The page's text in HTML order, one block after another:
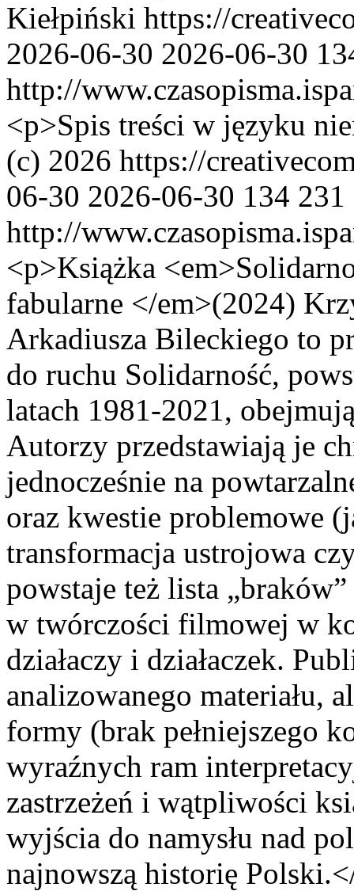
Kiełpiński https://
2026-06-30 2026-06-30
http://
<p>Spis treści w języku
(c) 2026 https://
06-30 2026-06-30 134 231
http://
<p>Książka
fabularne </em>(2024)
Arkadiusza Bileckiego to
do ruchu Solidarność,
latach 1981-2021,
Autorzy przedstawiają je
jednocześnie na
oraz kwestie problemowe
transformacja ustrojowa
powstaje też lista
w twórczości filmowej w
działaczy i działaczek.
analizowanego materiału,
formy (brak pełniejszego
wyraźnych ram
zastrzeżeń i wątpliwości
wyjścia do namysłu nad
najnowszą historię